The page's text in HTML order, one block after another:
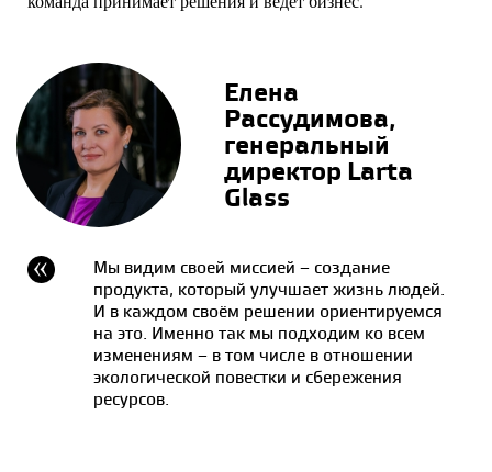
Елена
Рассудимова,
генеральный
директор Larta
Glass
Мы видим своей миссией – создание
продукта, который улучшает жизнь людей.
И в каждом своём решении ориентируемся
на это. Именно так мы подходим ко всем
изменениям – в том числе в отношении
экологической повестки и сбережения
ресурсов.